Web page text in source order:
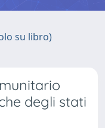
su libro)
degli stati